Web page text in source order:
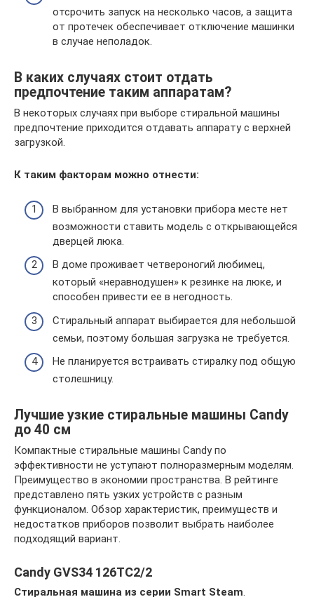
отсрочить запуск на несколько часов, а защита
от протечек обеспечивает отключение машинки
в случае неполадок.
В каких случаях стоит отдать
предпочтение таким аппаратам?
В некоторых случаях при выборе стиральной машины
предпочтение приходится отдавать аппарату с верхней
загрузкой.
К таким факторам можно отнести:
В выбранном для установки прибора месте нет
возможности ставить модель с открывающейся
дверцей люка.
В доме проживает четвероногий любимец,
который «неравнодушен» к резинке на люке, и
способен привести ее в негодность.
Стиральный аппарат выбирается для небольшой
семьи, поэтому большая загрузка не требуется.
Не планируется встраивать стиралку под общую
столешницу.
Лучшие узкие стиральные машины Candy
до 40 см
Компактные стиральные машины Candy по
эффективности не уступают полноразмерным моделям.
Преимущество в экономии пространства. В рейтинге
представлено пять узких устройств с разным
функционалом. Обзор характеристик, преимуществ и
недостатков приборов позволит выбрать наиболее
подходящий вариант.
Candy GVS34 126TC2/2
Стиральная машина из серии Smart Steam.